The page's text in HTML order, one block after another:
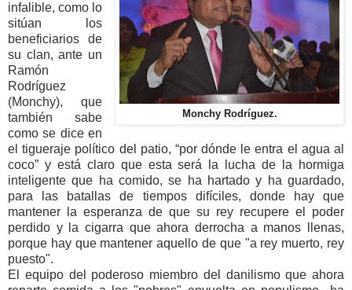
Monchy Rodríguez.
infalible, como lo
sitúan los
beneficiarios de
su clan, ante un
Ramón
Rodríguez
(Monchy), que
también sabe
como se dice en
el tigueraje político del patio, “por dónde le entra el agua al
coco” y está claro que esta será la lucha de la hormiga
inteligente que ha comido, se ha hartado y ha guardado,
para las batallas de tiempos difíciles, donde hay que
mantener la esperanza de que su rey recupere el poder
perdido y la cigarra que ahora derrocha a manos llenas,
porque hay que mantener aquello de que "a rey muerto, rey
puesto".
El equipo del poderoso miembro del danilismo que ahora